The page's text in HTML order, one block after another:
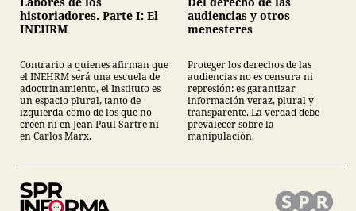
historiadores. Parte I: El
INEHRM
Contrario a quienes afirman que
el INEHRM será una escuela de
adoctrinamiento, el Instituto es
un espacio plural, tanto de
izquierda como de los que no
creen ni en Jean Paul Sartre ni
en Carlos Marx.
audiencias y otros
menesteres
Proteger los derechos de las
audiencias no es censura ni
represión: es garantizar
información veraz, plural y
transparente. La verdad debe
prevalecer sobre la
manipulación.